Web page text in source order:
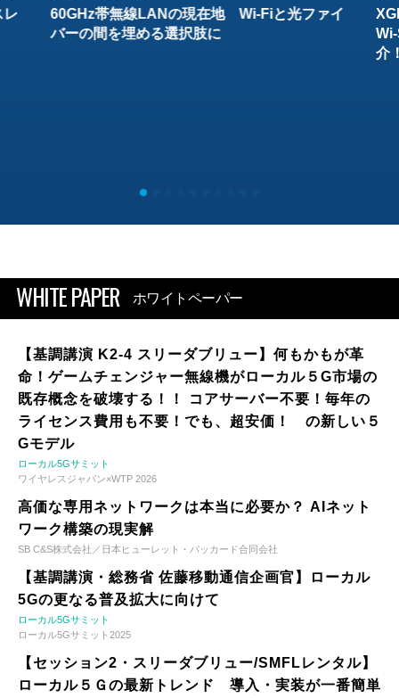
レ
60GHz帯無線LANの現在地 Wi-Fiと光ファイ
バーの間を埋める選択肢に
介
WHITE PAPER ホワイトペーパー
【基調講演 K2-4 スリーダブリュー】何もかもが革
命！ゲームチェンジャー無線機がローカル５G市場の
既存概念を破壊する！！ コアサーバー不要！毎年の
ライセンス費用も不要！でも、超安価！ の新しい５
Gモデル
ローカル5Gサミット
ワイヤレスジャパン×WTP 2026
高価な専用ネットワークは本当に必要か？ AIネット
ワーク構築の現実解
SB C&S株式会社／日本ヒューレット・パッカード合同会社
【基調講演・総務省 佐藤移動通信企画官】ローカル
5Gの更なる普及拡大に向けて
ローカル5Gサミット
ローカル5Gサミット2025
【セッション2・スリーダブリュー/SMFLレンタル】
ローカル５Ｇの最新トレンド 導入・実装が一番簡単